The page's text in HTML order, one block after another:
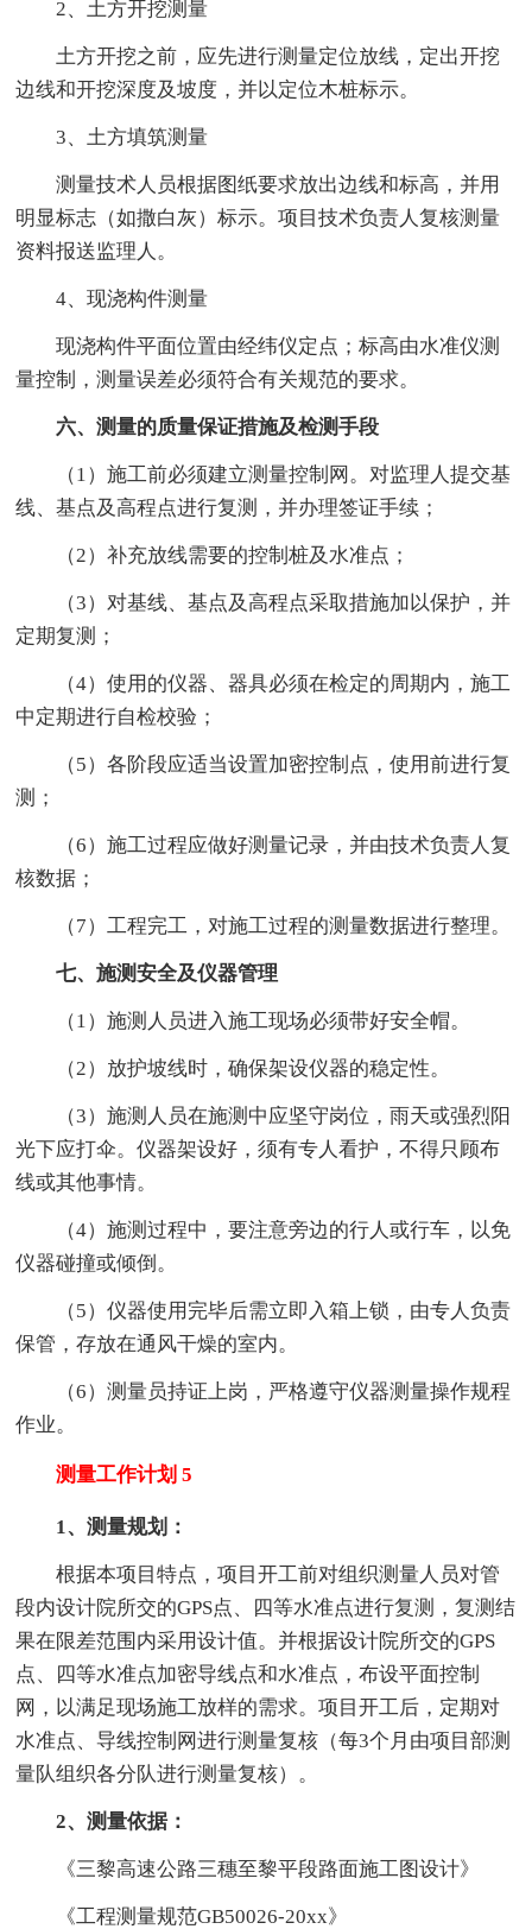
2、土方开挖测量
土方开挖之前，应先进行测量定位放线，定出开挖
边线和开挖深度及坡度，并以定位木桩标示。
3、土方填筑测量
测量技术人员根据图纸要求放出边线和标高，并用
明显标志（如撒白灰）标示。项目技术负责人复核测量
资料报送监理人。
4、现浇构件测量
现浇构件平面位置由经纬仪定点；标高由水准仪测
量控制，测量误差必须符合有关规范的要求。
六、测量的质量保证措施及检测手段
（1）施工前必须建立测量控制网。对监理人提交基
线、基点及高程点进行复测，并办理签证手续；
（2）补充放线需要的控制桩及水准点；
（3）对基线、基点及高程点采取措施加以保护，并
定期复测；
（4）使用的仪器、器具必须在检定的周期内，施工
中定期进行自检校验；
（5）各阶段应适当设置加密控制点，使用前进行复
测；
（6）施工过程应做好测量记录，并由技术负责人复
核数据；
（7）工程完工，对施工过程的测量数据进行整理。
七、施测安全及仪器管理
（1）施测人员进入施工现场必须带好安全帽。
（2）放护坡线时，确保架设仪器的稳定性。
（3）施测人员在施测中应坚守岗位，雨天或强烈阳
光下应打伞。仪器架设好，须有专人看护，不得只顾布
线或其他事情。
（4）施测过程中，要注意旁边的行人或行车，以免
仪器碰撞或倾倒。
（5）仪器使用完毕后需立即入箱上锁，由专人负责
保管，存放在通风干燥的室内。
（6）测量员持证上岗，严格遵守仪器测量操作规程
作业。
测量工作计划 5
1、测量规划：
根据本项目特点，项目开工前对组织测量人员对管
段内设计院所交的GPS点、四等水准点进行复测，复测结
果在限差范围内采用设计值。并根据设计院所交的GPS
点、四等水准点加密导线点和水准点，布设平面控制
网，以满足现场施工放样的需求。项目开工后，定期对
水准点、导线控制网进行测量复核（每3个月由项目部测
量队组织各分队进行测量复核）。
2、测量依据：
《三黎高速公路三穗至黎平段路面施工图设计》
《工程测量规范GB50026-20xx》